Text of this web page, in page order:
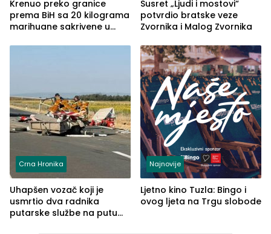
Krenuo preko granice
prema BiH sa 20 kilograma
marihuane sakrivene u
Susret „Ljudi i mostovi“
potvrdio bratske veze
Zvornika i Malog Zvornika
Crna Hronika
Uhapšen vozač koji je
usmrtio dva radnika
putarske službe na putu
Najnovije
Ljetno kino Tuzla: Bingo i
ovog ljeta na Trgu slobode